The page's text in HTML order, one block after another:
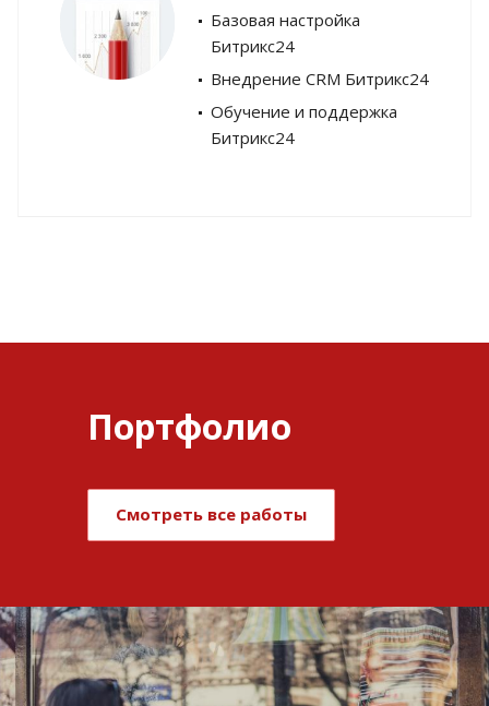
Базовая настройка
Битрикс24
Внедрение CRM Битрикс24
Обучение и поддержка
Битрикс24
Портфолио
Смотреть все работы